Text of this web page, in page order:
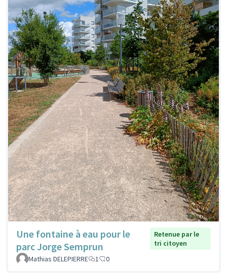
Une fontaine à eau pour le
parc Jorge Semprun
Retenue par le
tri citoyen
Mathias DELEPIERRE
1 0